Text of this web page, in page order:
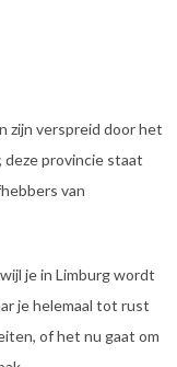
zijn verspreid door het
; deze provincie staat
van
je in Limburg wordt
je helemaal tot rust
of het nu gaat om